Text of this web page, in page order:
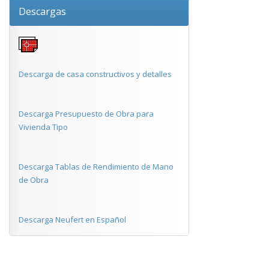
Descargas
Descarga de casa constructivos y detalles
Descarga Presupuesto de Obra para
Vivienda Tipo
Descarga Tablas de Rendimiento de Mano
de Obra
Descarga Neufert en Español